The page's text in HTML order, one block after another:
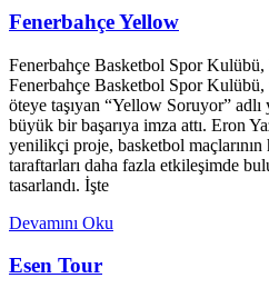
Fenerbahçe Yellow
Fenerbahçe Basketbol Spor Kulübü,
Fenerbahçe Basketbol Spor
öteye taşıyan “Yellow Soruyor” adlı
büyük bir başarıya imza attı. Eron
yenilikçi proje, basketbol maçlarının
taraftarları daha fazla etkileşimde
tasarlandı. İşte
Devamını Oku
Esen Tour